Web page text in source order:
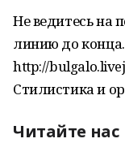
Не ведитесь на
линию до конца.
http://
Стилистика и
Читайте нас